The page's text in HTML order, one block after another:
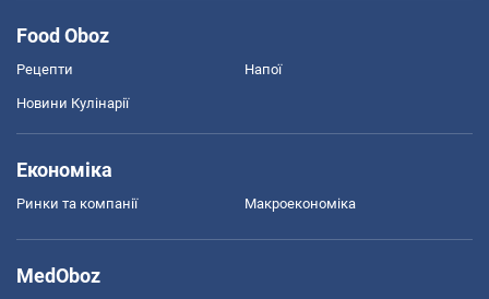
Food Oboz
Рецепти Напої
Новини Кулінарії
Економіка
Ринки та компанії Макроекономіка
MedOboz